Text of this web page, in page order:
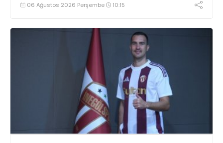
06 Ağustos 2026 Perşembe 10:15